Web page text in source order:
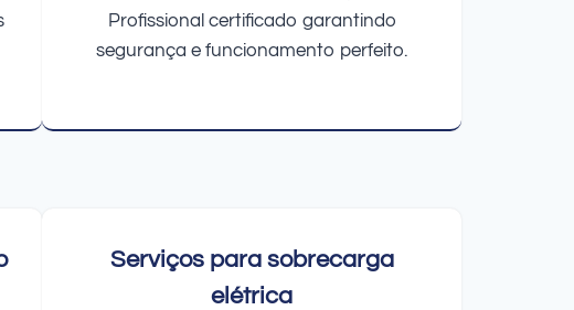
Profissional certificado garantindo
segurança e funcionamento perfeito.
Serviços para sobrecarga
elétrica